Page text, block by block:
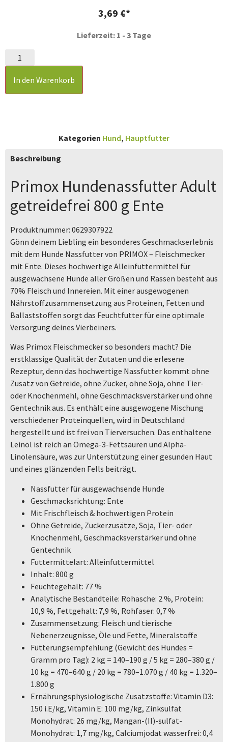
3,69 €
Lieferzeit: 1 - 3 Tage
In den Warenkorb
Kategorien Hund, Hauptfutter
Beschreibung
Primox Hundenassfutter Adult
getreidefrei 800 g Ente
Produktnummer: 0629307922
Gönn deinem Liebling ein besonderes Geschmackserlebnis
mit dem Hunde Nassfutter von PRIMOX – Fleischmecker
mit Ente. Dieses hochwertige Alleinfuttermittel für
ausgewachsene Hunde aller Größen und Rassen besteht aus
70% Fleisch und Innereien. Mit einer ausgewogenen
Nährstoffzusammensetzung aus Proteinen, Fetten und
Ballaststoffen sorgt das Feuchtfutter für eine optimale
Versorgung deines Vierbeiners.
Was Primox Fleischmecker so besonders macht? Die
erstklassige Qualität der Zutaten und die erlesene
Rezeptur, denn das hochwertige Nassfutter kommt ohne
Zusatz von Getreide, ohne Zucker, ohne Soja, ohne Tier-
oder Knochenmehl, ohne Geschmacksverstärker und ohne
Gentechnik aus. Es enthält eine ausgewogene Mischung
verschiedener Proteinquellen, wird in Deutschland
hergestellt und ist frei von Tierversuchen. Das enthaltene
Leinöl ist reich an Omega-3-Fettsäuren und Alpha-
Linolensäure, was zur Unterstützung einer gesunden Haut
und eines glänzenden Fells beiträgt.
Nassfutter für ausgewachsende Hunde
Geschmacksrichtung: Ente
Mit Frischfleisch & hochwertigen Protein
Ohne Getreide, Zuckerzusätze, Soja, Tier- oder
Knochenmehl, Geschmacksverstärker und ohne
Gentechnik
Futtermittelart: Alleinfuttermittel
Inhalt: 800 g
Feuchtegehalt: 77 %
Analytische Bestandteile: Rohasche: 2 %, Protein:
10,9 %, Fettgehalt: 7,9 %, Rohfaser: 0,7 %
Zusammensetzung: Fleisch und tierische
Nebenerzeugnisse, Öle und Fette, Mineralstoffe
Fütterungsempfehlung (Gewicht des Hundes =
Gramm pro Tag): 2 kg = 140–190 g / 5 kg = 280–380 g /
10 kg = 470–640 g / 20 kg = 780–1.070 g / 40 kg = 1.320–
1.800 g
Ernährungsphysiologische Zusatzstoffe: Vitamin D3:
150 i.E/kg, Vitamin E: 100 mg/kg, Zinksulfat
Monohydrat: 26 mg/kg, Mangan-(II)-sulfat-
Monohydrat: 1,7 mg/kg, Calciumjodat wasserfrei: 0,4